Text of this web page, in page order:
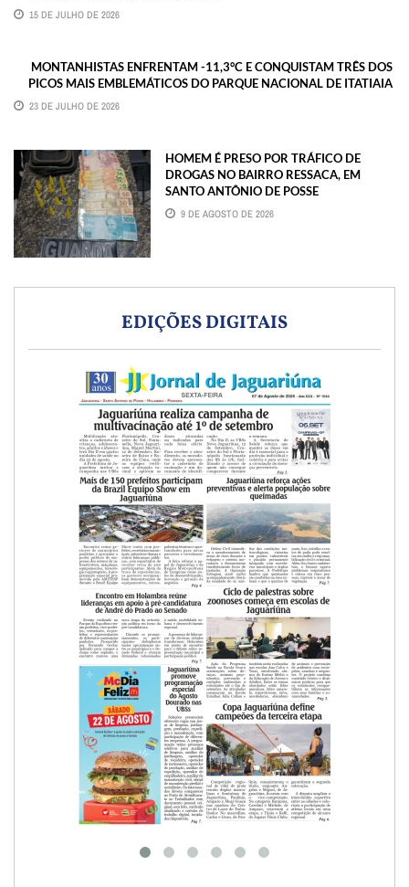
15 DE JULHO DE 2026
MONTANHISTAS ENFRENTAM -11,3°C E CONQUISTAM TRÊS DOS
PICOS MAIS EMBLEMÁTICOS DO PARQUE NACIONAL DE ITATIAIA
23 DE JULHO DE 2026
HOMEM É PRESO POR TRÁFICO DE
DROGAS NO BAIRRO RESSACA, EM
SANTO ANTÔNIO DE POSSE
9 DE AGOSTO DE 2026
EDIÇÕES DIGITAIS